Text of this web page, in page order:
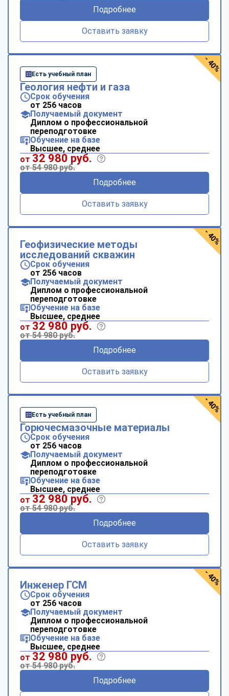
Подробнее
Оставить заявку
Есть учебный план
Геология нефти и газа
Срок обучения
от 256 часов
Получаемый документ
Диплом о профессиональной
переподготовке
Обучение на базе
Высшее, среднее
от 32 980 руб.
от 54 980 руб.
Подробнее
Оставить заявку
- 40%
Геофизические методы
исследований скважин
Срок обучения
от 256 часов
Получаемый документ
Диплом о профессиональной
переподготовке
Обучение на базе
Высшее, среднее
от 32 980 руб.
от 54 980 руб.
Подробнее
Оставить заявку
- 40%
Есть учебный план
Горючесмазочные материалы
Срок обучения
от 256 часов
Получаемый документ
Диплом о профессиональной
переподготовке
Обучение на базе
Высшее, среднее
от 32 980 руб.
от 54 980 руб.
Подробнее
Оставить заявку
- 40%
Инженер ГСМ
Срок обучения
от 256 часов
Получаемый документ
Диплом о профессиональной
переподготовке
Обучение на базе
Высшее, среднее
от 32 980 руб.
от 54 980 руб.
Подробнее
- 40%